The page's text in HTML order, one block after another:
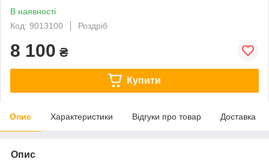
В наявності
Код: 9013100
Роздріб
8 100 ₴
Купити
Опис Характеристики Відгуки про товар Доставка
Опис